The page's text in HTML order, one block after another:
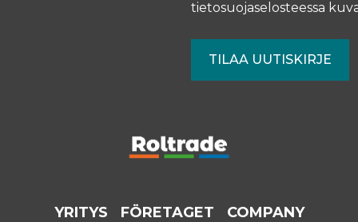
tietosuojaselosteessa
YRITYS FÖRETAGET COMPANY